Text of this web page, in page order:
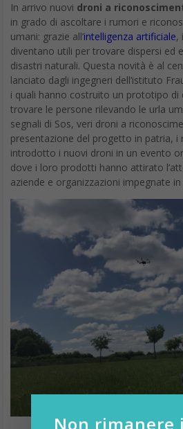
In arrivo nuovi droni a
in grado di ascoltare i rumori e
umani: grazie all’intelligenza artificiale,
diventano utili per trovare dispersi ed
disastri naturali. Questa novità è al
lanciato dagli ingegneri dell’istituto
i quali hanno costruito un prototipo
trovare le persone rilevando le urla
segnali di Sos, veri droni a
presentazione del progetto in patria, i
introdotto i nuovi droni in un evento
dove i loro prodotti hanno attirato
aziende e organizzazioni impegnate
Non rimanere